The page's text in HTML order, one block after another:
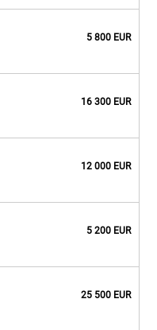
5 800 EUR
16 300 EUR
12 000 EUR
5 200 EUR
25 500 EUR